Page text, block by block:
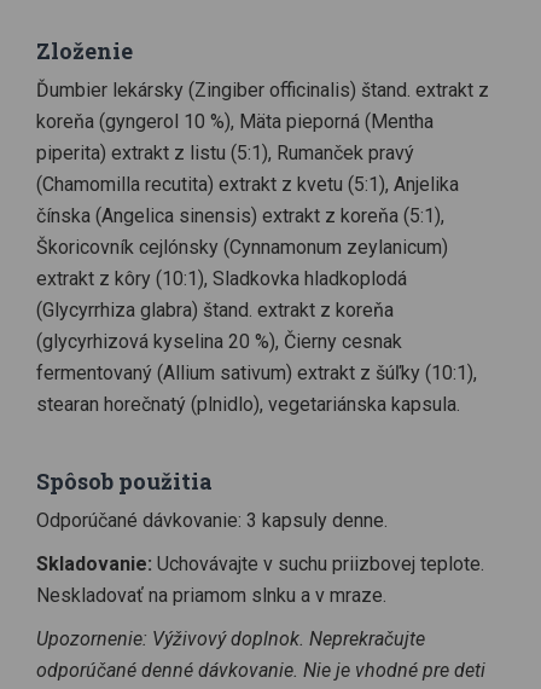
Zloženie
Ďumbier lekársky (Zingiber officinalis) štand. extrakt z
koreňa (gyngerol 10 %), Mäta pieporná (Mentha
piperita) extrakt z listu (5:1), Rumanček pravý
(Chamomilla recutita) extrakt z kvetu (5:1), Anjelika
čínska (Angelica sinensis) extrakt z koreňa (5:1),
Škoricovník cejlónsky (Cynnamonum zeylanicum)
extrakt z kôry (10:1), Sladkovka hladkoplodá
(Glycyrrhiza glabra) štand. extrakt z koreňa
(glycyrhizová kyselina 20 %), Čierny cesnak
fermentovaný (Allium sativum) extrakt z šúľky (10:1),
stearan horečnatý (plnidlo), vegetariánska kapsula.
Spôsob použitia
Odporúčané dávkovanie: 3 kapsuly denne.
Skladovanie: Uchovávajte v suchu priizbovej teplote.
Neskladovať na priamom slnku a v mraze.
Upozornenie: Výživový doplnok. Neprekračujte
odporúčané denné dávkovanie. Nie je vhodné pre deti